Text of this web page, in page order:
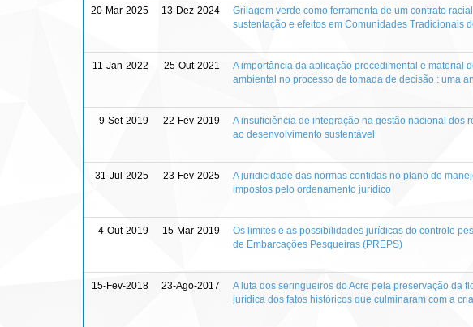
20-Mar-2025 13-Dez-2024
Grilagem verde como ferramenta de um contrato
sustentação e efeitos em Comunidades Tradicionais
11-Jan-2022 25-Out-2021
A importância da aplicação procedimental e material
ambiental no processo de tomada de decisão : uma
9-Set-2019 22-Fev-2019
A insuficiência de integração na gestão nacional dos
ao desenvolvimento sustentável
31-Jul-2025 23-Fev-2025
A juridicidade das normas contidas no plano de
impostos pelo ordenamento jurídico
4-Out-2019 15-Mar-2019
Os limites e as possibilidades jurídicas do controle
de Embarcações Pesqueiras (PREPS)
15-Fev-2018 23-Ago-2017
A luta dos seringueiros do Acre pela preservação da
jurídica dos fatos históricos que culminaram com a